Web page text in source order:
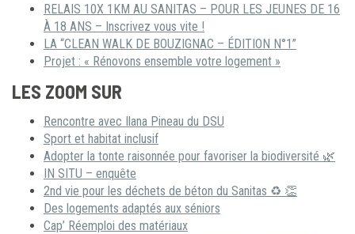
RELAIS 10X 1KM AU SANITAS – POUR LES JEUNES DE 16
À 18 ANS – Inscrivez vous vite !
LA “CLEAN WALK DE BOUZIGNAC – ÉDITION N°1”
Projet : « Rénovons ensemble votre logement »
LES ZOOM SUR
Rencontre avec Ilana Pineau du DSU
Sport et habitat inclusif
Adopter la tonte raisonnée pour favoriser la biodiversité 🌿
IN SITU – enquête
2nd vie pour les déchets de béton du Sanitas ♻ 👏
Des logements adaptés aux séniors
Cap’ Réemploi des matériaux